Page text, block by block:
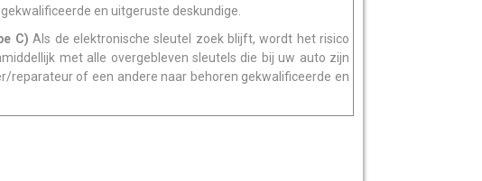
en uitgeruste deskundige.
C)Als de elektronische sleutel zoek blijft, wordt het risico
met alle overgebleven sleutels die bij uw auto zijn
reparateur of een andere naar behoren gekwalificeerde en